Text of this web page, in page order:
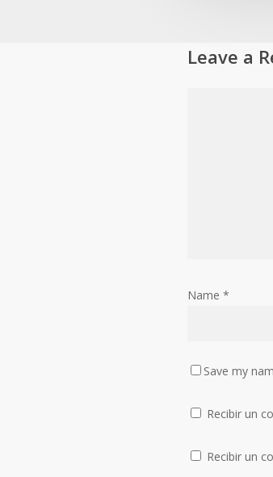
Leave a
Name *
Save my
Recibir un
Recibir un